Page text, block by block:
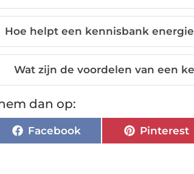
Hoe helpt een kennisbank
Wat zijn de voordelen van een
dan op:
Facebook Pinterest